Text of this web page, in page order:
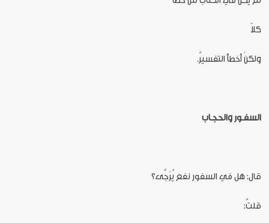
كلاّ
ولكنْ أخطأ التفسيرُ.
السفـور والحجـاب
قال: هل في السفور نفع يُرَجَّى؟
قلتُ: